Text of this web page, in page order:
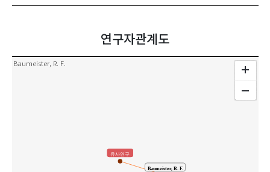
연구자관계도
Baumeister, R. F.
Baumeister, R. F.
유사연구